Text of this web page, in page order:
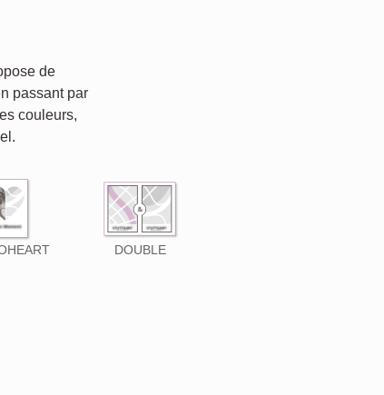
de
passant par
couleurs,
DOUBLE